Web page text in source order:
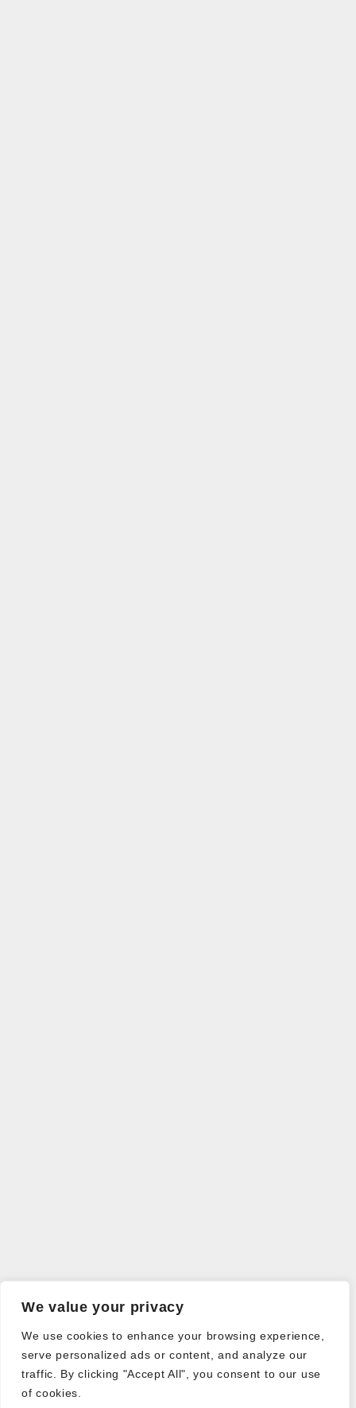
We value your privacy
We use cookies to enhance your browsing experience,
serve personalized ads or content, and analyze our
traffic. By clicking "Accept All", you consent to our use
of cookies.